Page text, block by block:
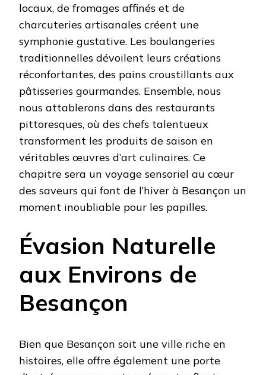
locaux, de fromages affinés et de
charcuteries artisanales créent une
symphonie gustative. Les boulangeries
traditionnelles dévoilent leurs créations
réconfortantes, des pains croustillants aux
pâtisseries gourmandes. Ensemble, nous
nous attablerons dans des restaurants
pittoresques, où des chefs talentueux
transforment les produits de saison en
véritables œuvres d’art culinaires. Ce
chapitre sera un voyage sensoriel au cœur
des saveurs qui font de l’hiver à Besançon un
moment inoubliable pour les papilles.
Évasion Naturelle
aux Environs de
Besançon
Bien que Besançon soit une ville riche en
histoires, elle offre également une porte